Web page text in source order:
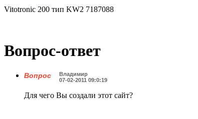
Vitotronic 200 тип KW2 7187088
Вопрос-ответ
Вопрос
Владимир
07-02-2011 09:0:19
Для чего Вы создали этот сайт?